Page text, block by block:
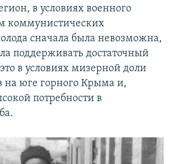
в условиях военного
коммунистических
сначала была невозможна,
поддерживать достаточный
в условиях мизерной доли
на юге горного Крыма и,
потребности в